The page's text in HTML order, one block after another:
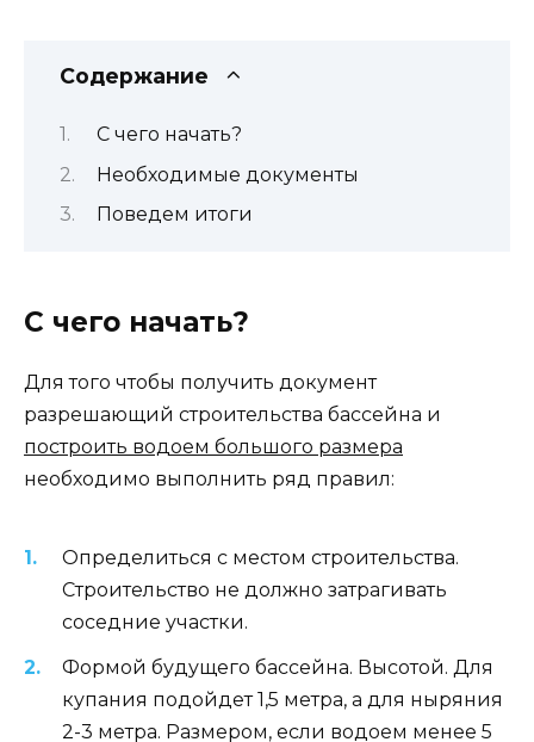
Содержание
С чего начать?
Необходимые документы
Поведем итоги
С чего начать?
Для того чтобы получить документ
разрешающий строительства бассейна и
построить водоем большого размера
необходимо выполнить ряд правил:
Определиться с местом строительства.
Строительство не должно затрагивать
соседние участки.
Формой будущего бассейна. Высотой. Для
купания подойдет 1,5 метра, а для ныряния
2-3 метра. Размером, если водоем менее 5